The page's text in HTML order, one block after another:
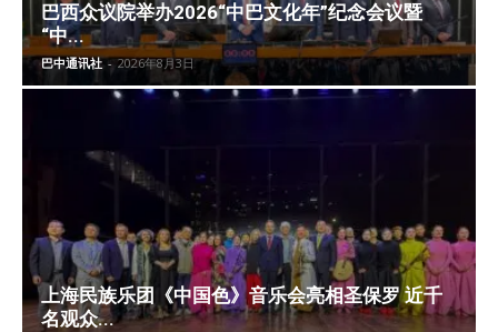
巴西众议院举办2026“中巴文化年”纪念会议暨
“中...
巴中通讯社 - 2026年8月3日
上海民族乐团《中国色》音乐会亮相圣保罗 近千
名观众...